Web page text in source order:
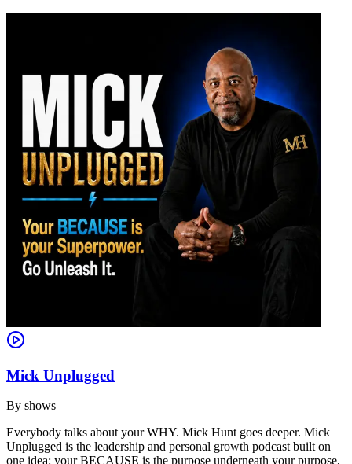
Mick Unplugged
By shows
Everybody talks about your WHY. Mick Hunt goes deeper. Mick
Unplugged is the leadership and personal growth podcast built on
one idea: your BECAUSE is the purpose underneath your purpose,